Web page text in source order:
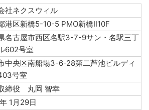
社ネクスウィル
港区新橋5-10-5 PMO新橋Ⅱ10F
名古屋市西区名駅3-7-9サン・名駅三丁
602号室
中央区南船場3-6-28第二芦池ビルディ
号室
締役 丸岡 智幸
1月29日